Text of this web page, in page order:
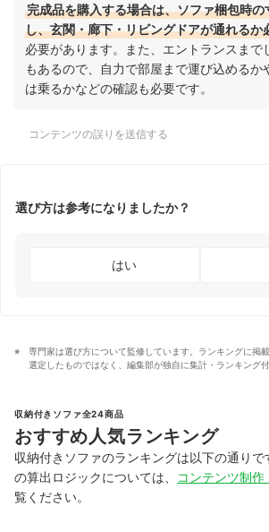
完成品を購入する場合は、ソファ梱包時の
し、玄関・廊下・リビングドアが通れるか
必要があります。また、エントランスまで
もあるので、自力で部屋まで運び込めるか
は乗るかなどの確認も必要です。
コンテンツの誤りを送信する
選び方は参考になりましたか？
はい
専門家は選び方について監修しています。ランキングに掲
選定したものではなく、編集部が独自に集計・ランキング付
収納付きソファ全24商品
おすすめ人気ランキング
収納付きソファのランキングは以下の通り
の算出ロジックについては、
コンテンツ制
覧ください。